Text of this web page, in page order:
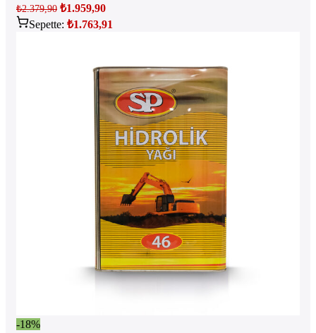
₺2.379,90 ₺1.959,90
Sepette: ₺1.763,91
-18%